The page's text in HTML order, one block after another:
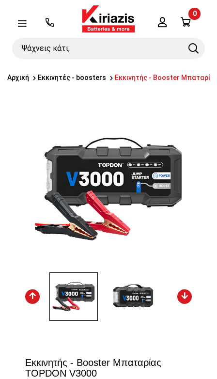
Μενού
Ψάχνεις
Search
Λογαριασμός
0
Αρχική Εκκινητές - boosters Εκκινητής - Booster
Εκκινητής - Booster Μπαταρίας
TOPDON V3000